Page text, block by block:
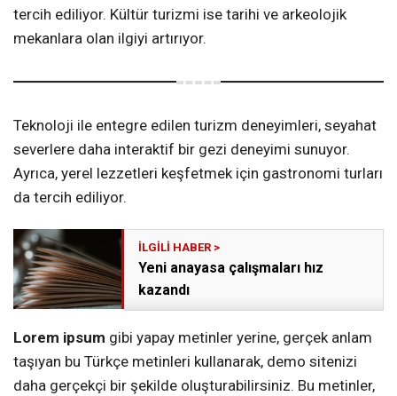
tercih ediliyor. Kültür turizmi ise tarihi ve arkeolojik
mekanlara olan ilgiyi artırıyor.
Teknoloji ile entegre edilen turizm deneyimleri, seyahat
severlere daha interaktif bir gezi deneyimi sunuyor.
Ayrıca, yerel lezzetleri keşfetmek için gastronomi turları
da tercih ediliyor.
Yeni anayasa çalışmaları hız
kazandı
Lorem ipsum gibi yapay metinler yerine, gerçek anlam
taşıyan bu Türkçe metinleri kullanarak, demo sitenizi
daha gerçekçi bir şekilde oluşturabilirsiniz. Bu metinler,